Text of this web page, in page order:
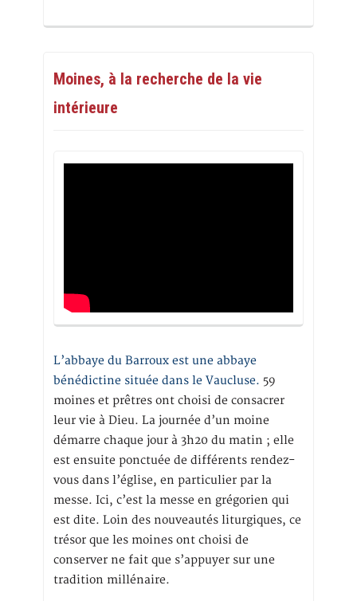
Moines, à la recherche de la vie
intérieure
L’abbaye du Barroux est une abbaye
bénédictine située dans le Vaucluse. 59
moines et prêtres ont choisi de consacrer
leur vie à Dieu. La journée d’un moine
démarre chaque jour à 3h20 du matin ; elle
est ensuite ponctuée de différents rendez-
vous dans l’église, en particulier par la
messe. Ici, c’est la messe en grégorien qui
est dite. Loin des nouveautés liturgiques, ce
trésor que les moines ont choisi de
conserver ne fait que s’appuyer sur une
tradition millénaire.